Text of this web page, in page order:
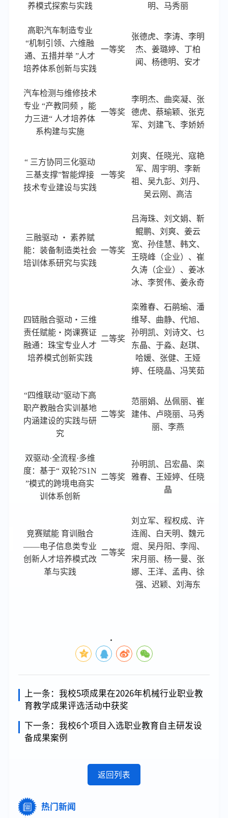
养模式探索与实践 明、马秀丽
高职汽车制造专业
“机制引领、六维融
通、五措并举 ”人才
培养体系创新与实践
一等奖
张德虎、李涛、李明
杰、姜璐婷、丁柏
闻、杨德明、安才
汽车检测与维修技术
专业 “产教同频 ，能
力三进“ 人才培养体
系构建与实施
一等奖
李明杰、曲奕凝、张
德虎、蔡瑜颖、张克
军、刘建飞、李娇娇
“ 三方协同三化驱动
三基支撑”智能焊接
技术专业建设与实践
一等奖
刘爽、任晓光、寇艳
军、周宇明、李新
祖、吴九彭、刘丹、
吴云刚、高洁
三融驱动 ・ 素养赋
能：装备制造类社会
培训体系研究与实践
一等奖
吕海珠、刘文娟、靳
鲲鹏、刘爽、姜云
宽、孙佳慧、韩文、
王晓峰（企业）、崔
久涛（企业）、姜冰
冰、李贺伟、姜永奇
四链融合驱动・三维
责任赋能・岗课赛证
融通：珠宝专业人才
培养模式创新实践
二等奖
栾雅春、石鹃瑜、潘
维琴、曲静、代旭、
孙明凯、刘诗文、乜
东晶、于淼、赵琪、
哈媛、张健、王娅
婷、任晓晶、冯笑茹
“四维联动”驱动下高
职产教融合实训基地
内涵建设的实践与研
究
二等奖
范丽娟、丛佩丽、崔
建伟、卢晓丽、马秀
丽、李燕
双驱动·全流程·多维
度：基于“ 双轮7S1N
”模式的跨境电商实
训体系创新
二等奖
孙明凯、吕宏晶、栾
雅春、王娅婷、任晓
晶
竞赛赋能 育训融合
——电子信息类专业
创新人才培养模式改
革与实践
二等奖
刘立军、程权成、许
连阁、白天明、魏元
焜、吴丹阳、李闯、
宋月丽、杨一曼、张
娜、王洋、孟冉、徐
强、迟颖、刘海东
上一条： 我校5项成果在2026年机械行业职业教
育教学成果评选活动中获奖
下一条： 我校6个项目入选职业教育自主研发设
备成果案例
返回列表
热门新闻